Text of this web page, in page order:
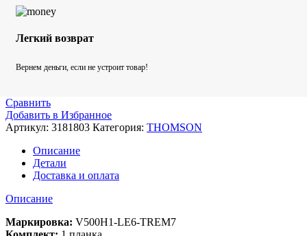
Легкий возврат
Вернем деньги, если не устроит товар!
Сравнить
Добавить в Избранное
Артикул: 3181803 Категория: THOMSON
Описание
Детали
Доставка и оплата
Описание
Маркировка: V500H1-LE6-TREM7